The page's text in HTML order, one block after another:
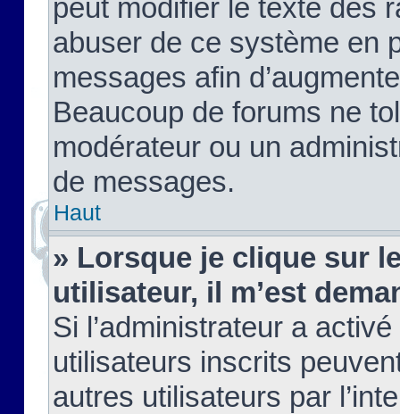
peut modifier le texte des
abuser de ce système en
messages afin
Beaucoup de forums ne
modérateur ou un
de messages.
Haut
» Lorsque je clique sur
utilisateur, il m’est
Si l’administrateur a
utilisateurs inscrits
autres utilisateurs par